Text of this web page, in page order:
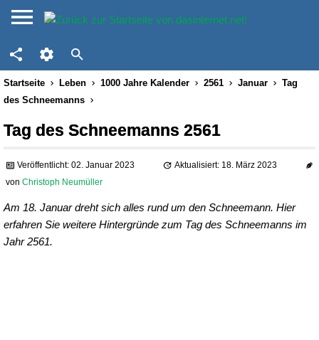
Startseite Leben 1000 Jahre Kalender 2561 Januar
Tag
des Schneemanns
Tag des Schneemanns 2561
Veröffentlicht: 02. Januar 2023
Aktualisiert: 18. März 2023
von Christoph Neumüller
Am 18. Januar dreht sich alles rund um den Schneemann. Hier
erfahren Sie weitere Hintergründe zum Tag des Schneemanns im
Jahr 2561.